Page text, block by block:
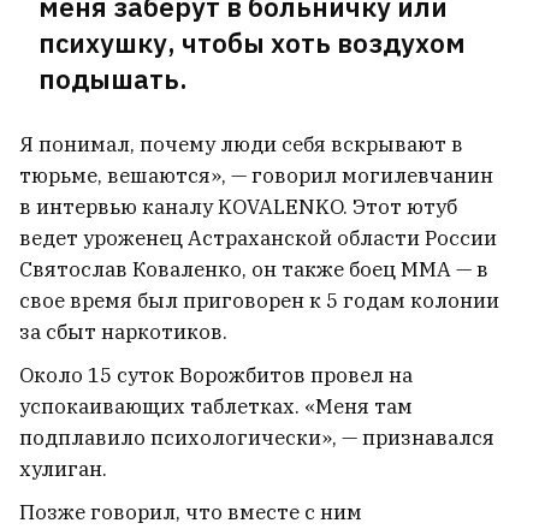
меня заберут в больничку или
психушку, чтобы хоть воздухом
подышать.
Я понимал, почему люди себя вскрывают в
тюрьме, вешаются», — говорил могилевчанин
в интервью каналу KOVALENKO. Этот ютуб
ведет уроженец Астраханской области России
Святослав Коваленко, он также боец MMA — в
свое время был приговорен к 5 годам колонии
за сбыт наркотиков.
Около 15 суток Ворожбитов провел на
успокаивающих таблетках. «Меня там
подплавило психологически», — признавался
хулиган.
Позже говорил, что вместе с ним